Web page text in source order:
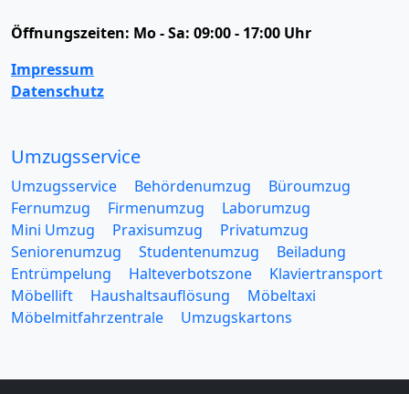
Öffnungszeiten: Mo - Sa: 09:00 - 17:00 Uhr
Impressum
Datenschutz
Umzugsservice
Umzugsservice Behördenumzug
Büroumzug
Fernumzug
Firmenumzug
Laborumzug
Mini Umzug
Praxisumzug
Privatumzug
Seniorenumzug
Studentenumzug
Beiladung
Entrümpelung
Halteverbotszone
Klaviertransport
Möbellift
Haushaltsauflösung
Möbeltaxi
Möbelmitfahrzentrale
Umzugskartons